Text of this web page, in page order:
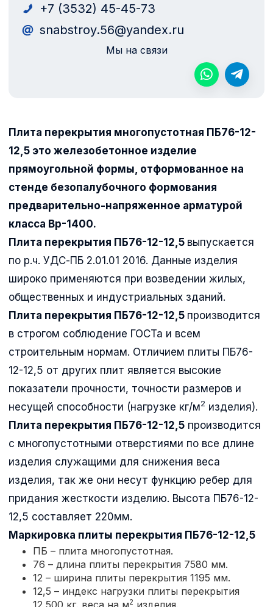
+7 (3532) 45-45-73
snabstroy.56@yandex.ru
Мы на связи
Плита перекрытия многопустотная ПБ76-12-
12,5 это железобетонное изделие
прямоугольной формы, отформованное на
стенде безопалубочного формования
предварительно-напряженное арматурой
класса Вр-1400.
Плита перекрытия ПБ76-12-12,5 выпускается
по р.ч. УДС-ПБ 2.01.01 2016. Данные изделия
широко применяются при возведении жилых,
общественных и индустриальных зданий.
Плита перекрытия ПБ76-12-12,5 производится
в строгом соблюдение ГОСТа и всем
строительным нормам. Отличием плиты ПБ76-
12-12,5 от других плит является высокие
показатели прочности, точности размеров и
несущей способности (нагрузке кг/м2 изделия).
Плита перекрытия ПБ76-12-12,5 производится
с многопустотными отверстиями по все длине
изделия служащими для снижения веса
изделия, так же они несут функцию ребер для
придания жесткости изделию. Высота ПБ76-12-
12,5 составляет 220мм.
Маркировка плиты перекрытия ПБ76-12-12,5
ПБ – плита многопустотная.
76 – длина плиты перекрытия 7580 мм.
12 – ширина плиты перекрытия 1195 мм.
12,5 – индекс нагрузки плиты перекрытия
12,500 кг. веса на м2 изделия.